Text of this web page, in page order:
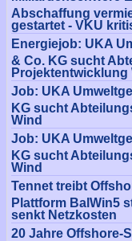
Abschaffung
gestartet - VKU
Energiejob: UKA
& Co. KG sucht
Projektentwicklung
Job: UKA
KG sucht
Wind
Job: UKA
KG sucht
Wind
Tennet treibt
Plattform BalWin5
senkt Netzkosten
20 Jahre Offshore-